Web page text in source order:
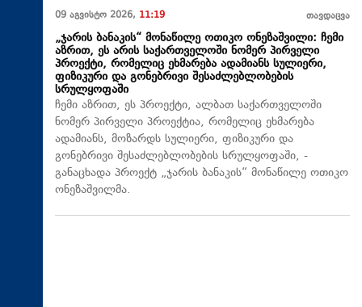
09 აგვისტო 2026, 11:19 თავდაცვა
„ჯარის ბანაკის“ მონაწილე ოთიკო ონეზაშვილი: ჩემი
აზრით, ეს არის საქართველოში ნომერ პირველი
პროექტი, რომელიც ეხმარება ადამიანს სულიერი,
ფიზიკური და გონებრივი შესაძლებლობების
სრულყოფაში
ჩემი აზრით, ეს პროექტი, ალბათ საქართველოში
ნომერ პირველი პროექტია, რომელიც ეხმარება
ადამიანს, მოზარდს სულიერი, ფიზიკური და
გონებრივი შესაძლებლობების სრულყოფაში, -
განაცხადა პროექტ „ჯარის ბანაკის“ მონაწილე ოთიკო
ონეზაშვილმა.